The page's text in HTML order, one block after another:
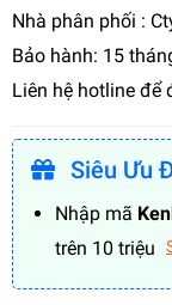
Nhà phân phối :
Bảo hành: 15
Liên hệ hotline để
Siêu Ưu
Nhập mã
trên 10 triệu